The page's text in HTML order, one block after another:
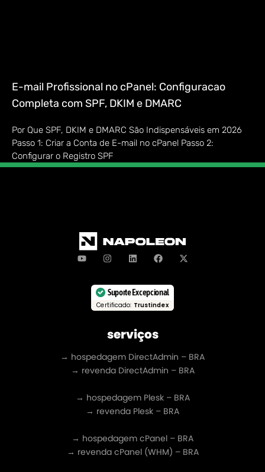
E-mail Profissional no cPanel: Configuracao
Completa com SPF, DKIM e DMARC
Por Que SPF, DKIM e DMARC São Indispensáveis em 2026
Passo 1: Criar a Conta de E-mail no cPanel Passo 2:
Configurar o Registro SPF
Suporte Excepcional
Certificado: Trustindex
serviços
→ hospedagem DirectAdmin – BRA
→ revenda DirectAdmin – BRA
→ hospedagem Plesk – BRA
→ revenda Plesk – BRA
→ hospedagem cPanel – BRA
→ revenda cPanel (WHM) – BRA